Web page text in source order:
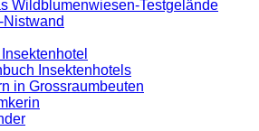
Wildblumenwiesen-Testgelände
Insektenhotels
in Grossraumbeuten